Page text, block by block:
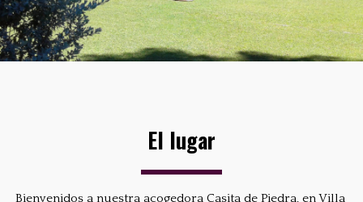
El lugar
Bienvenidos a nuestra acogedora Casita de Piedra, en Villa